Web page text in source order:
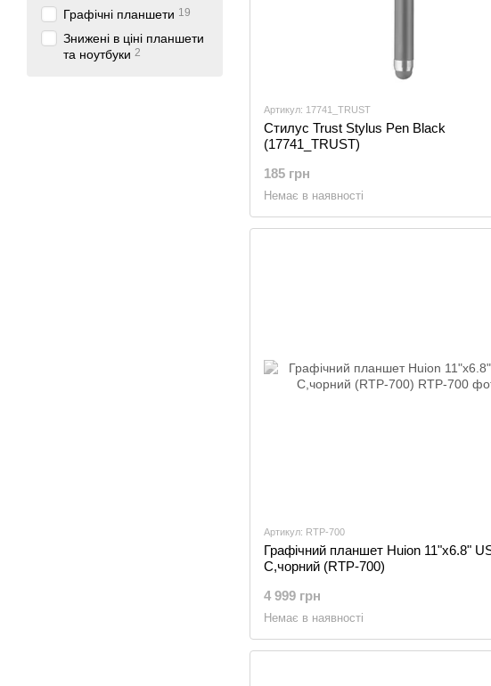
Артикул: 17741_TRUST
Стилус Trust Stylus Pen Black
(17741_TRUST)
185 грн
Немає в наявності
Артикул: RTP-700
Графічний планшет Huion 11"x6.8"
C,чорний (RTP-700)
4 999 грн
Немає в наявності
Графічні планшети 19
Знижені в ціні планшети
та ноутбуки 2